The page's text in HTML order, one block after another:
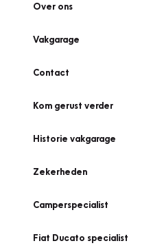
Over ons
Vakgarage
Contact
Kom gerust verder
Historie vakgarage
Zekerheden
Camperspecialist
Fiat Ducato specialist